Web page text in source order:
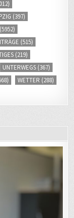
(219)
UNTERWEGS
WETTER(288)